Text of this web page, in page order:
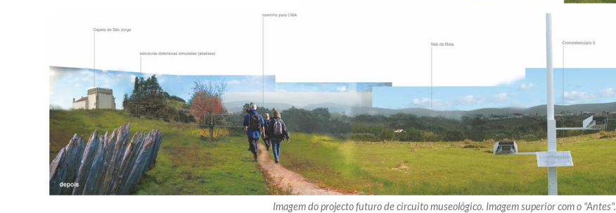
Imagem do projecto futuro de circuito museológico. Imagem superior com o "Antes".